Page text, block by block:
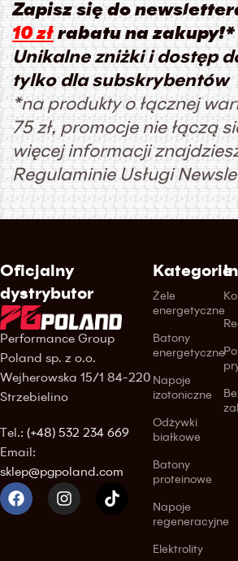
Zapisz się do
10 zł rabatu na zakupy!*
Unikalne zniżki i dostęp
tylko dla subskrybentów
*na produkty o łącznej
75 zł, promocje nie łączą
więcej informacji
Regulaminie Usługi
Oficjalny
dystrybutor
Performance Group
Poland sp. z o.o.
Wejherowska 15/1 84-220
Strzebielino
Tel.: (+48) 532 234 669
Email:
sklep@pgpoland.com
Kategorie
Żele
energetyczne
Batony
energetyczne
Napoje
izotoniczne
Odżywki
białkowe
Batony
proteinowe
Napoje
regeneracyjne
Elektrolity